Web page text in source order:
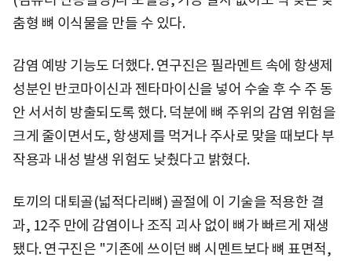
춤형 뼈 이식물을 만들 수 있다.
감염 예방 기능도 더했다. 연구진은 필라멘트 속에 항생제
성분인 반코마이신과 젠타마이신을 넣어 수술 후 수 주 동
안 서서히 방출되도록 했다. 덕분에 뼈 주위의 감염 위험을
크게 줄이면서도, 항생제를 먹거나 주사로 맞을 때보다 부
작용과 내성 발생 위험도 낮췄다고 밝혔다.
토끼의 대퇴골(넓적다리뼈) 골절에 이 기술을 적용한 결
과, 12주 만에 감염이나 조직 괴사 없이 뼈가 빠르게 재생
됐다. 연구진은 "기존에 쓰이던 뼈 시멘트보다 뼈 표면적,